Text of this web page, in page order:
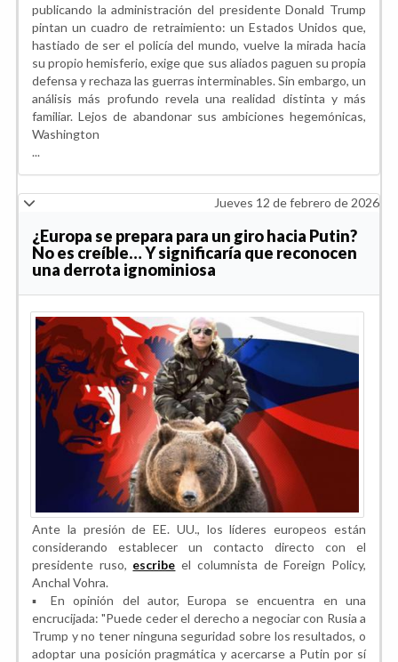
publicando la administración del presidente Donald Trump
pintan un cuadro de retraimiento: un Estados Unidos que,
hastiado de ser el policía del mundo, vuelve la mirada hacia
su propio hemisferio, exige que sus aliados paguen su propia
defensa y rechaza las guerras interminables. Sin embargo, un
análisis más profundo revela una realidad distinta y más
familiar. Lejos de abandonar sus ambiciones hegemónicas,
Washington
...
Jueves 12 de febrero de 2026
¿Europa se prepara para un giro hacia Putin?
No es creíble… Y significaría que reconocen
una derrota ignominiosa
Ante la presión de EE. UU., los líderes europeos están
considerando establecer un contacto directo con el
presidente ruso, escribe el columnista de Foreign Policy,
Anchal Vohra.
▪️ En opinión del autor, Europa se encuentra en una
encrucijada: "Puede ceder el derecho a negociar con Rusia a
Trump y no tener ninguna seguridad sobre los resultados, o
adoptar una posición pragmática y acercarse a Putin por sí